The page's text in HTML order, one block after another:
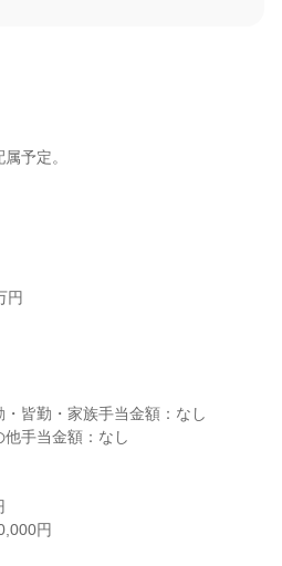
予定。
円
皆勤・家族手当金額：なし
手当金額：なし
円